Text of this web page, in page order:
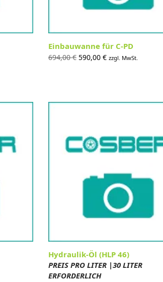
Einbauwanne für C-PD
694,00€ Ursprünglicher
590,00 €Aktueller
zzgl. MwSt.
Hydraulik-Öl (HLP 46)
PREIS PRO LITER |30 LITER
ERFORDERLICH